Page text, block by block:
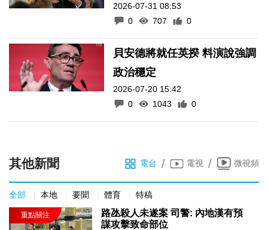
2026-07-31 08:53
0
707 0
貝安德將就任英揆 料演說強調
政治穩定
2026-07-20 15:42
0
1043 0
其他新聞 電台 / 電視 / 微視頻
全部 本地 要聞 體育 特稿
路氹殺人未遂案 司警: 內地漢有預
謀攻擊致命部位